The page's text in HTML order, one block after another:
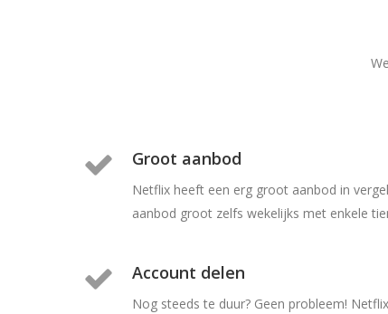
Groot aanbod
Netflix heeft een erg groot aanbod in
aanbod groot zelfs wekelijks met enkele
Account delen
Nog steeds te duur? Geen probleem!